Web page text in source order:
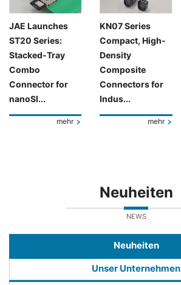
JAE Launches
ST20 Series:
Stacked-Tray
Combo
Connector for
nanoSI...
mehr
KN07 Series
Compact, High-
Density
Composite
Connectors for
Indus...
mehr
Neuheiten
NEWS
Neuheiten
Unser Unternehmen